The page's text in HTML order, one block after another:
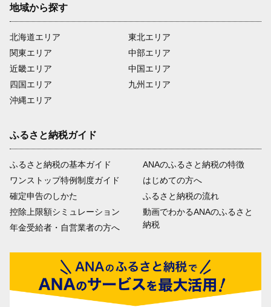
地域から探す
北海道エリア
関東エリア
近畿エリア
四国エリア
沖縄エリア
東北エリア
中部エリア
中国エリア
九州エリア
ふるさと納税ガイド
ふるさと納税の基本ガイド
ワンストップ特例制度ガイド
確定申告のしかた
控除上限額シミュレーション
年金受給者・自営業者の方へ
ANAのふるさと納税の特徴
はじめての方へ
ふるさと納税の流れ
動画でわかるANAのふるさと
納税